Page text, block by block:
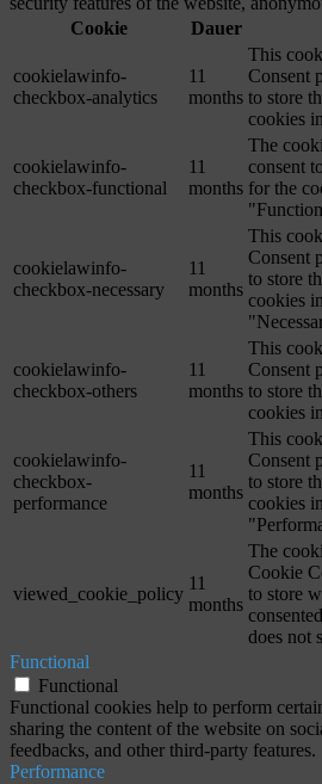
Cookie
Dauer
cookielawinfo-
checkbox-analytics
11
months
This
Consent
to store
cookies
cookielawinfo-
checkbox-functional
11
months
The
consent
for the
cookielawinfo-
checkbox-necessary
11
months
This
Consent
to store
cookies
cookielawinfo-
checkbox-others
11
months
This
Consent
to store
cookies
cookielawinfo-
checkbox-
performance
11
months
This
Consent
to store
cookies
viewed_cookie_policy
11
months
The
Cookie
to store
does not
Functional
Functional
Functional cookies help to perform
sharing the content of the website on
feedbacks, and other third-party features.
Performance